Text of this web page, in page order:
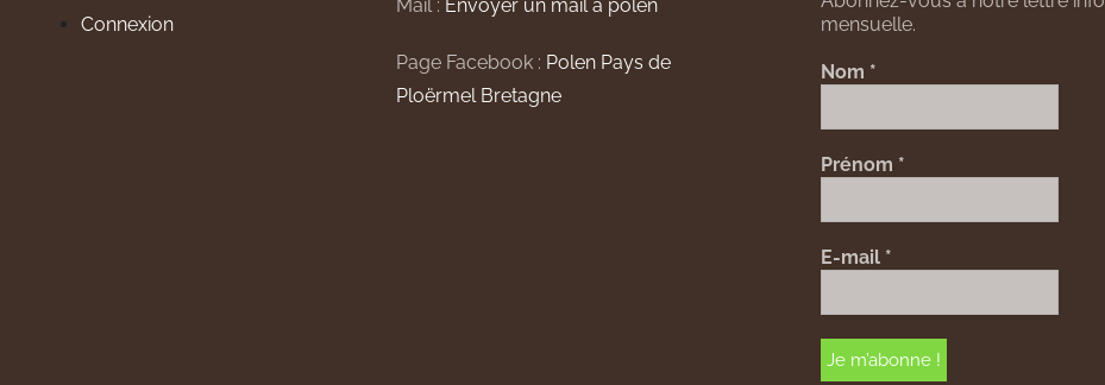
Connexion
Mail : Envoyer un mail à polen
Page Facebook : Polen Pays de
Ploërmel Bretagne
mensuelle.
Nom *
Prénom *
E-mail *